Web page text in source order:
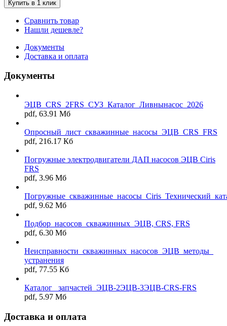
Купить в 1 клик
Сравнить товар
Нашли дешевле?
Документы
Доставка и оплата
Документы
ЭЦВ_CRS_2FRS_СУЗ_Каталог_Ливнынасос_2026
pdf, 63.91 Мб
Опросный_лист_скважинные_насосы_ЭЦВ_CRS_FRS
pdf, 216.17 Кб
Погружные электродвигатели ДАП насосов ЭЦВ Ciris
FRS
pdf, 3.96 Мб
pdf, 9.62 Мб
Подбор_насосов_скважинных_ЭЦВ, CRS, FRS
pdf, 6.30 Мб
Неисправности_скважинных_насосов_ЭЦВ_методы_
устранения
pdf, 77.55 Кб
Каталог _запчастей_ЭЦВ-2ЭЦВ-3ЭЦВ-CRS-FRS
pdf, 5.97 Мб
Доставка и оплата